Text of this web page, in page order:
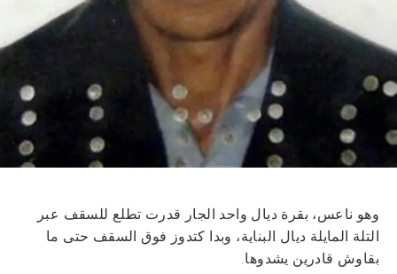
وهو ناعس، بقرة ديال واحد الجار قدرت تطلع للسقف عبر
التلة المايلة ديال البناية، وبدا كتدوز فوق السقف حتى ما
بقاوش قادرين يشدوها.